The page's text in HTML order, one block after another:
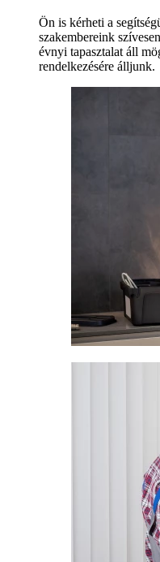
Ön is kérheti a
szakembereink
évnyi tapasztalat áll
rendelkezésére álljunk.